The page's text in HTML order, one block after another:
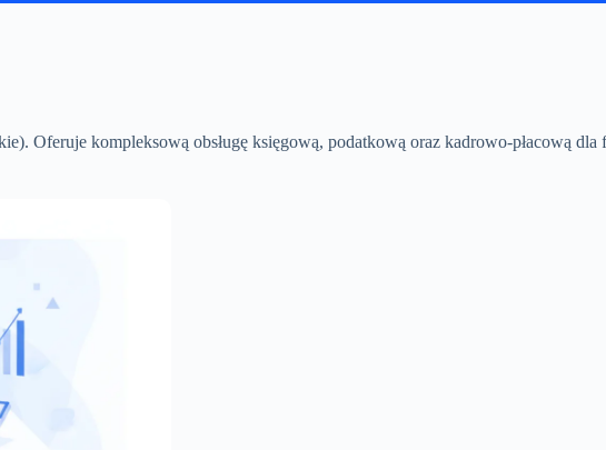
Oferuje kompleksową obsługę księgową, podatkową oraz kadrowo-płacową dla